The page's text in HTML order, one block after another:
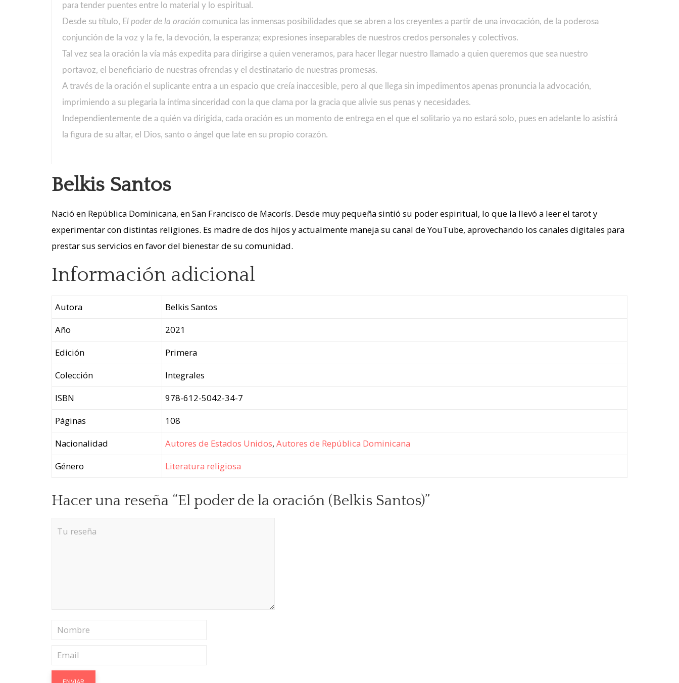
para tender puentes entre lo material y lo espiritual.
Desde su título, El poder de la oración comunica las inmensas posibilidades que se abren a los creyentes a partir de una invocación, de la poderosa
conjunción de la voz y la fe, la devoción, la esperanza; expresiones inseparables de nuestros credos personales y colectivos.
Tal vez sea la oración la vía más expedita para dirigirse a quien veneramos, para hacer llegar nuestro llamado a quien queremos que sea nuestro
portavoz, el beneficiario de nuestras ofrendas y el destinatario de nuestras promesas.
A través de la oración el suplicante entra a un espacio que creía inaccesible, pero al que llega sin impedimentos apenas pronuncia la advocación,
imprimiendo a su plegaria la íntima sinceridad con la que clama por la gracia que alivie sus penas y necesidades.
Independientemente de a quién va dirigida, cada oración es un momento de entrega en el que el solitario ya no estará solo, pues en adelante lo asistirá
la figura de su altar, el Dios, santo o ángel que late en su propio corazón.
Belkis Santos
Nació en República Dominicana, en San Francisco de Macorís. Desde muy pequeña sintió su poder espiritual, lo que la llevó a leer el tarot y
experimentar con distintas religiones. Es madre de dos hijos y actualmente maneja su canal de YouTube, aprovechando los canales digitales para
prestar sus servicios en favor del bienestar de su comunidad.
Información adicional
Autora
Belkis Santos
Año
2021
Edición
Primera
Colección
Integrales
ISBN
978-612-5042-34-7
Páginas
108
Nacionalidad
Autores de Estados Unidos, Autores de República Dominicana
Género
Literatura religiosa
Hacer una reseña “El poder de la oración (Belkis Santos)”